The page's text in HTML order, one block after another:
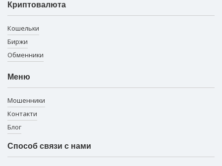
Криптовалюта
Кошельки
Биржи
Обменники
Меню
Мошенники
Контакти
Блог
Способ связи с нами